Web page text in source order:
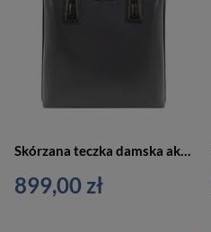
Skórzana teczka damska aktówka szara - Vip Collection Palermo 504 GR
899,00 zł